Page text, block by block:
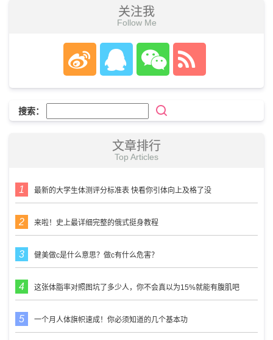
关注我
Follow Me
搜索：
文章排行
Top Articles
最新的大学生体测评分标准表 快看你引体向上及格了没
来啦！史上最详细完整的俄式挺身教程
健美做c是什么意思？做c有什么危害？
这张体脂率对照图坑了多少人，你不会真以为15%就能有腹肌吧
一个月人体旗帜速成！你必须知道的几个基本功